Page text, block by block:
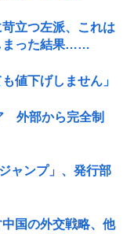
立つ左派、これは
まった結果……
値下げしません」
外部から完全制
ャンプ」、発行部
国の外交戦略、他